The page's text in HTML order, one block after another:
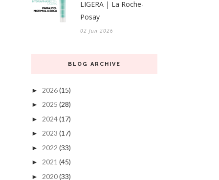
LIGERA | La Roche-
Posay
02 Jun 2026
BLOG ARCHIVE
► 2026(15)
► 2025 (28)
► 2024(17)
► 2023 (17)
► 2022 (33)
► 2021 (45)
► 2020(33)